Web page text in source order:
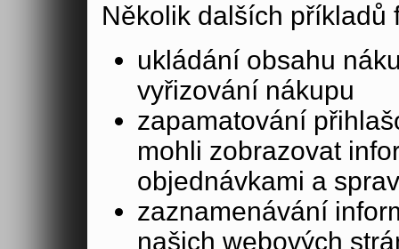
Několik dalších příkladů
ukládání obsahu
vyřizování nákupu
zapamatování
mohli zobrazovat
objednávkami a
zaznamenávání
našich webových